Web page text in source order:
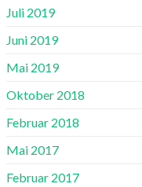
Juli 2019
Juni 2019
Mai 2019
Oktober 2018
Februar 2018
Mai 2017
Februar 2017